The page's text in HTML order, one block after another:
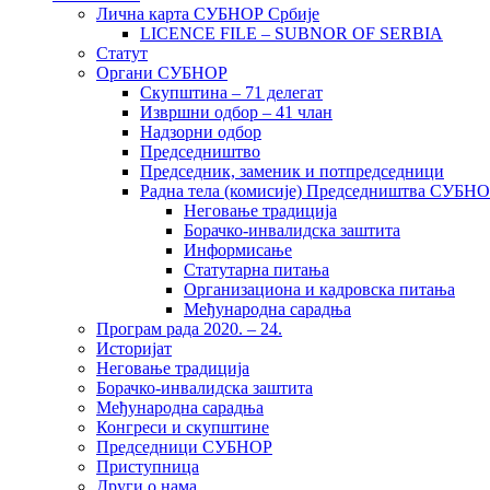
Лична карта СУБНОР Србије
LICENCE FILE – SUBNOR OF SERBIA
Статут
Органи СУБНОР
Скупштина – 71 делегат
Извршни одбор – 41 члан
Надзорни одбор
Председништво
Председник, заменик и потпредседници
Радна тела (комисије) Председништва
Неговање традиција
Борачко-инвалидска заштита
Информисање
Статутарна питања
Организациона и кадровска питања
Међународна сарадња
Програм рада 2020. – 24.
Историјат
Неговање традиција
Борачко-инвалидска заштита
Међународна сарадња
Конгреси и скупштине
Председници СУБНОР
Приступница